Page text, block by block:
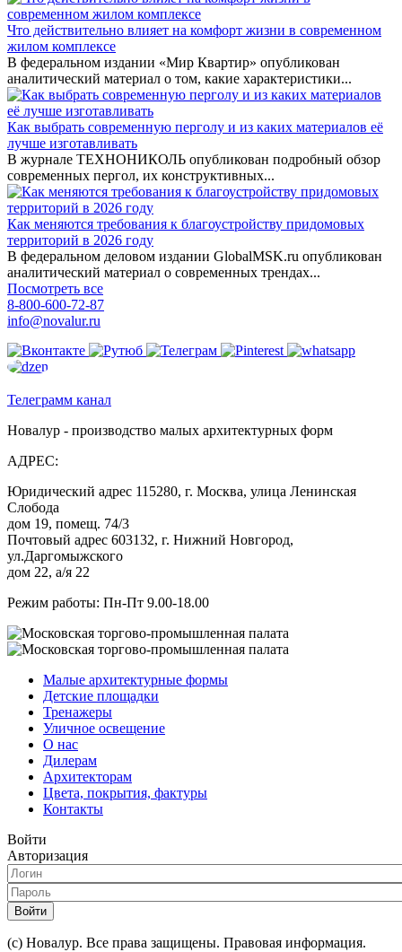
Что действительно влияет на комфорт жизни в современном
жилом комплексе
В федеральном издании «Мир Квартир» опубликован
аналитический материал о том, какие характеристики...
Как выбрать современную перголу и из каких материалов её
лучше изготавливать
В журнале ТЕХНОНИКОЛЬ опубликован подробный обзор
современных пергол, их конструктивных...
Как меняются требования к благоустройству придомовых
территорий в 2026 году
В федеральном деловом издании GlobalMSK.ru опубликован
аналитический материал о современных трендах...
Посмотреть все
8-800-600-72-87
info@novalur.ru
Телеграмм канал
Новалур - производство малых архитектурных форм
АДРЕС:
Юридический адрес 115280, г. Москва, улица Ленинская
Слобода
дом 19, помещ. 74/3
Почтовый адрес 603132, г. Нижний Новгород,
ул.Даргомыжского
дом 22, а/я 22
Режим работы: Пн-Пт 9.00-18.00
Малые архитектурные формы
Детские площадки
Тренажеры
Уличное освещение
О нас
Дилерам
Архитекторам
Цвета, покрытия, фактуры
Контакты
Войти
Авторизация
Войти
(с) Новалур. Все права защищены. Правовая информация.